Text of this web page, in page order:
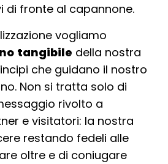
di fronte al capannone.
vogliamo
tangibile della nostra
che guidano il nostro
Non si tratta solo di
rivolto a
e visitatori: la nostra
restando fedeli alle
oltre e di coniugare